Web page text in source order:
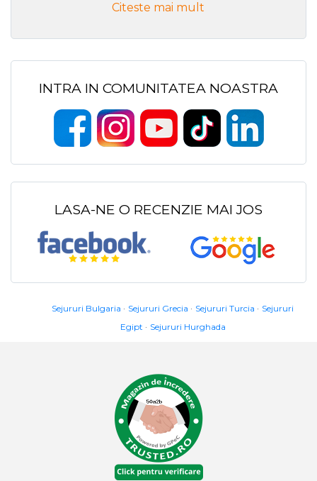
Citeste mai mult
INTRA IN COMUNITATEA NOASTRA
LASA-NE O RECENZIE MAI JOS
Sejururi Bulgaria Sejururi Grecia Sejururi Turcia
Sejururi
Egipt
Sejururi Hurghada